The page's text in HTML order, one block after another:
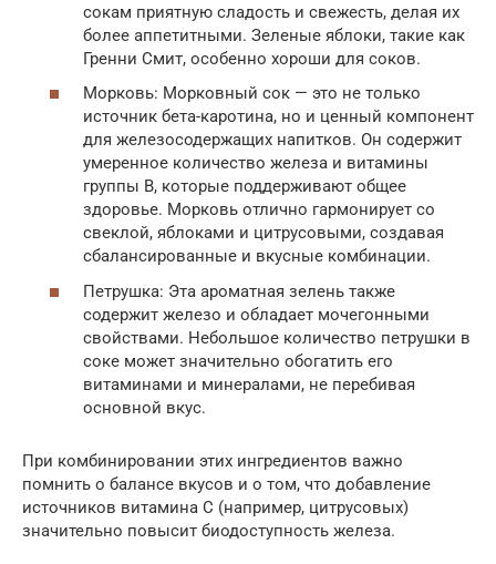
сокам приятную сладость и свежесть, делая их
более аппетитными. Зеленые яблоки, такие как
Гренни Смит, особенно хороши для соков.
Морковь: Морковный сок — это не только
источник бета-каротина, но и ценный компонент
для железосодержащих напитков. Он содержит
умеренное количество железа и витамины
группы В, которые поддерживают общее
здоровье. Морковь отлично гармонирует со
свеклой, яблоками и цитрусовыми, создавая
сбалансированные и вкусные комбинации.
Петрушка: Эта ароматная зелень также
содержит железо и обладает мочегонными
свойствами. Небольшое количество петрушки в
соке может значительно обогатить его
витаминами и минералами, не перебивая
основной вкус.
При комбинировании этих ингредиентов важно
помнить о балансе вкусов и о том, что добавление
источников витамина С (например, цитрусовых)
значительно повысит биодоступность железа.